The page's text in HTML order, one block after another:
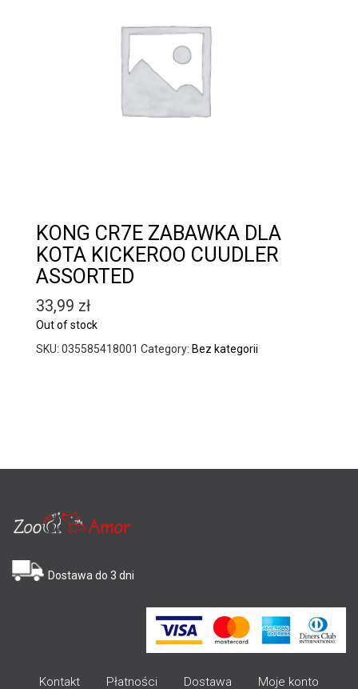
KONG CR7E ZABAWKA DLA
KOTA KICKEROO CUUDLER
ASSORTED
33,99 zł
Out of stock
SKU: 035585418001 Category: Bez kategorii
Dostawa do 3 dni
Kontakt Płatności Dostawa Moje konto